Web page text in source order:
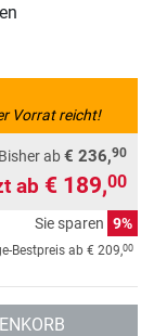
Vorrat reicht!
Bisher ab€ 236,90
ab € 189,00
Sie sparen 9%
Bestpreis ab € 209,00